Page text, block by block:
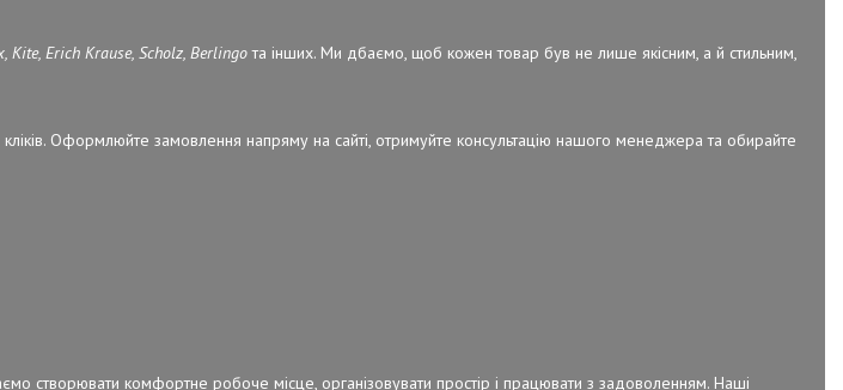
Kite, Erich Krause, Scholz, Berlingoта інших. Ми дбаємо, щоб кожен товар був не лише якісним, а й стильним,
кліків. Оформлюйте замовлення напряму на сайті, отримуйте консультацію нашого менеджера та обирайте
створювати комфортне робоче місце, організовувати простір і працювати з задоволенням. Наші